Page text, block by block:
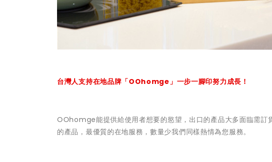
台灣人支持在地品牌「OOhomge」一步一腳印努力成長！
OOhomge能提供給使用者想要的慾望，出口的產品大多面臨需
的產品，最優質的在地服務，數量少我們同樣熱情為您服務。